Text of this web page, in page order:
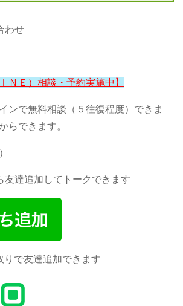
わせ
ＮＥ）相談・予約実施中】
ンで無料相談（５往復程度）できま
らできます。
友達追加してトークできます
りで友達追加できます